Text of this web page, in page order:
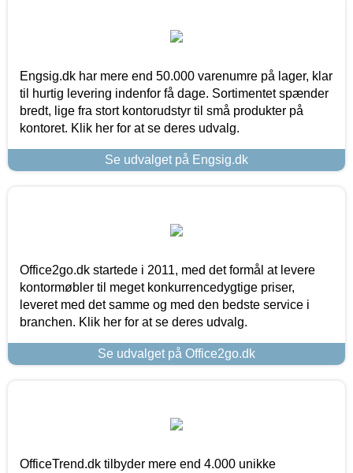
Engsig.dk har mere end 50.000 varenumre på lager, klar
til hurtig levering indenfor få dage. Sortimentet spænder
bredt, lige fra stort kontorudstyr til små produkter på
kontoret. Klik her for at se deres udvalg.
Se udvalget på Engsig.dk
Office2go.dk startede i 2011, med det formål at levere
kontormøbler til meget konkurrencedygtige priser,
leveret med det samme og med den bedste service i
branchen. Klik her for at se deres udvalg.
Se udvalget på Office2go.dk
OfficeTrend.dk tilbyder mere end 4.000 unikke